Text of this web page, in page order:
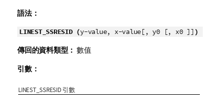
語法：
LINEST_SSRESID (y-value, x-value[, y0 [, x0 ]] )
傳回的資料類型： 數值
引數：
LINEST_SSRESID 引數